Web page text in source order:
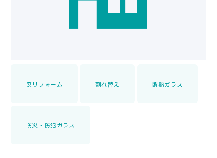
窓リフォーム 割れ替え 断熱ガラス
防災・防犯ガラス